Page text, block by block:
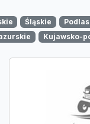
Śląskie
Kujawsko-